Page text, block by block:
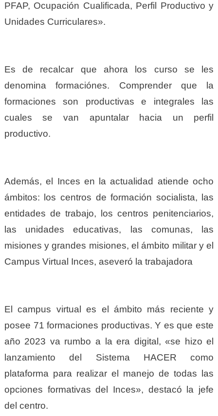
PFAP, Ocupación Cualificada, Perfil Productivo y
Unidades Curriculares».
Es de recalcar que ahora los curso se les
denomina formaciónes. Comprender que la
formaciones son productivas e integrales las
cuales se van apuntalar hacia un perfil
productivo.
Además, el Inces en la actualidad atiende ocho
ámbitos: los centros de formación socialista, las
entidades de trabajo, los centros penitenciarios,
las unidades educativas, las comunas, las
misiones y grandes misiones, el ámbito militar y el
Campus Virtual Inces, aseveró la trabajadora
El campus virtual es el ámbito más reciente y
posee 71 formaciones productivas. Y es que este
año 2023 va rumbo a la era digital, «se hizo el
lanzamiento del Sistema HACER como
plataforma para realizar el manejo de todas las
opciones formativas del Inces», destacó la jefe
del centro.